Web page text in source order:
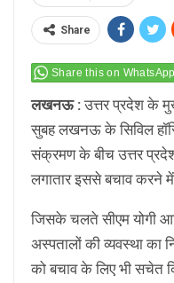
Share
Share this on WhatsApp
लखनऊ :उत्तर प्रदेश के
सुबह लखनऊ के सिविल
संक्रमण के बीच उत्तर
लगातार इससे बचाव करने
जिसके चलते सीएम योगी
अस्पतालों की व्यवस्था का
को बचाव के लिए भी सचेत